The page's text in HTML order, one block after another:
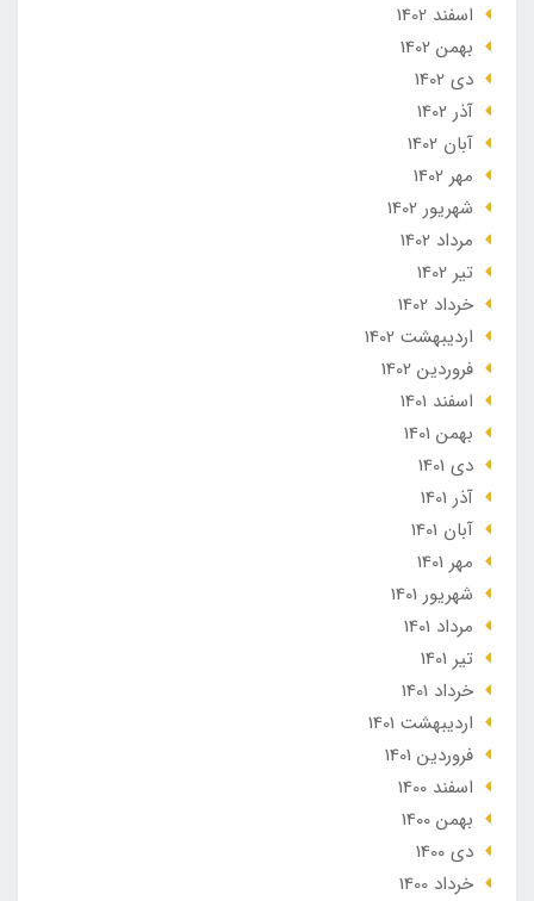
اسفند 1402
بهمن 1402
دی 1402
آذر 1402
آبان 1402
مهر 1402
شهریور 1402
مرداد 1402
تير 1402
خرداد 1402
ارديبهشت 1402
فروردین 1402
اسفند 1401
بهمن 1401
دی 1401
آذر 1401
آبان 1401
مهر 1401
شهریور 1401
مرداد 1401
تير 1401
خرداد 1401
ارديبهشت 1401
فروردین 1401
اسفند 1400
بهمن 1400
دی 1400
خرداد 1400